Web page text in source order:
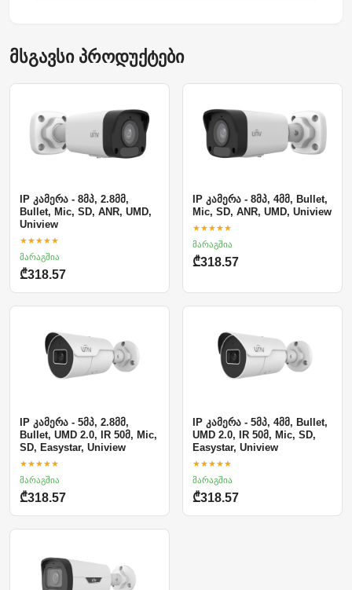
მსგავსი პროდუქტები
IP კამერა - 8მპ, 2.8მმ,
Bullet, Mic, SD, ANR, UMD,
Uniview
★★★★★
მარაგშია
₾318.57
IP კამერა - 8მპ, 4მმ, Bullet,
Mic, SD, ANR, UMD, Uniview
★★★★★
მარაგშია
₾318.57
IP კამერა - 5მპ, 2.8მმ,
Bullet, UMD 2.0, IR 50მ, Mic,
SD, Easystar, Uniview
★★★★★
მარაგშია
₾318.57
IP კამერა - 5მპ, 4მმ, Bullet,
UMD 2.0, IR 50მ, Mic, SD,
Easystar, Uniview
★★★★★
მარაგშია
₾318.57